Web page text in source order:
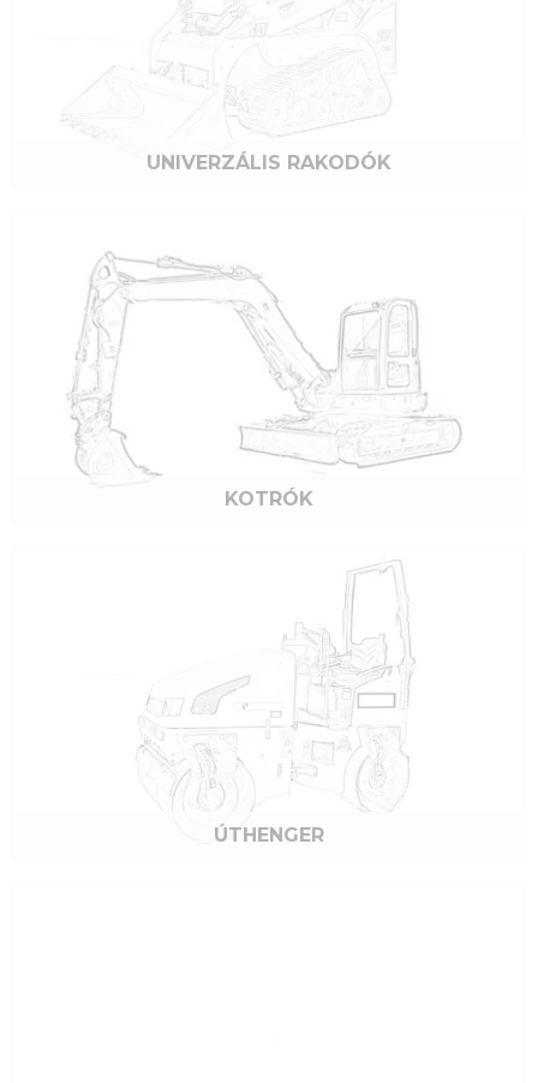
UNIVERZÁLIS RAKODÓK
KOTRÓK
ÚTHENGER
Új jelszó